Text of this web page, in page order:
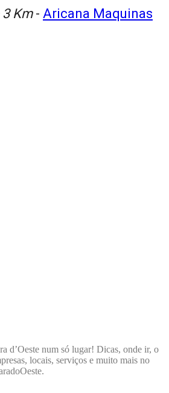
Km - Aricana Maquinas
d’Oeste num só lugar! Dicas, onde ir, o
locais, serviços e muito mais no